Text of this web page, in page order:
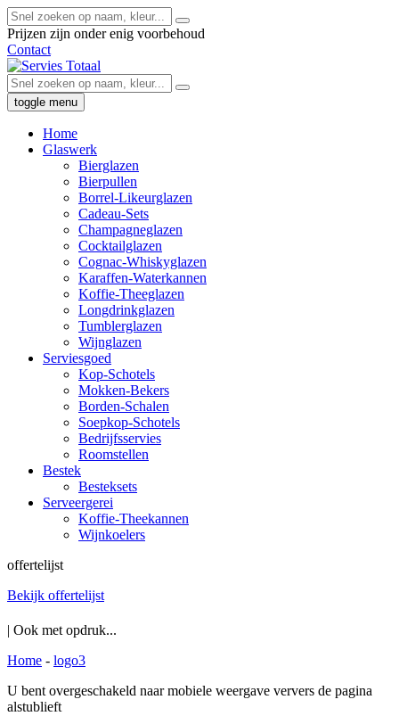
Prijzen zijn onder enig voorbehoud
Contact
toggle menu
Home
Glaswerk
Bierglazen
Bierpullen
Borrel-Likeurglazen
Cadeau-Sets
Champagneglazen
Cocktailglazen
Cognac-Whiskyglazen
Karaffen-Waterkannen
Koffie-Theeglazen
Longdrinkglazen
Tumblerglazen
Wijnglazen
Serviesgoed
Kop-Schotels
Mokken-Bekers
Borden-Schalen
Soepkop-Schotels
Bedrijfsservies
Roomstellen
Bestek
Besteksets
Serveergerei
Koffie-Theekannen
Wijnkoelers
offertelijst
Bekijk offertelijst
| Ook met opdruk...
Home - logo3
U bent overgeschakeld naar mobiele weergave ververs de pagina
alstublieft